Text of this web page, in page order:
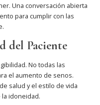
Una conversación abierta
para cumplir con las
del Paciente
No todas las
el aumento de senos.
salud y el estilo de vida
idoneidad.